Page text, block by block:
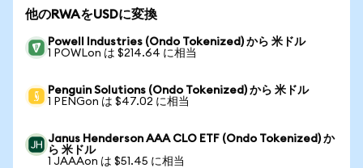
他のRWAをUSDに変換
Powell Industries (Ondo Tokenized) から 米ドル
1 POWLon は $214.64 に相当
Penguin Solutions (Ondo Tokenized) から 米ドル
1 PENGon は $47.02 に相当
Janus Henderson AAA CLO ETF (Ondo Tokenized) か
ら 米ドル
1 JAAAon は $51.45 に相当